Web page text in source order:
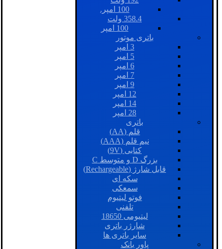
100 امپر.
358.4 ولت
100 امپر
باتری موتور
3 امپر
5 امپر
6 امپر
7 امپر
9 امپر
12 امپر
14 امپر
28 امپر
باتری
قلم (AA)
نیم قلم (AAA)
کتابی (9V)
بزرگ D و متوسط C
قابل شارژ (Rechargeable)
سکه ای
سمعکی
فوتو لیتیوم
تلفنی
لیتیومی 18650
شارژر باتری
سایر باتری ها
پاور بانک